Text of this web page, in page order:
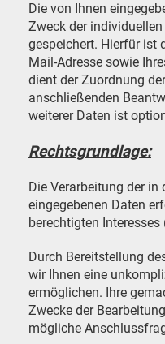
Die von Ihnen
Zweck der
gespeichert. Hierfür ist
Mail-Adresse sowie
dient der Zuordnung
anschließenden
weiterer Daten ist
Rechtsgrundlage:
Die Verarbeitung der
eingegebenen Daten
berechtigten Interesses
Durch Bereitstellung
wir Ihnen eine
ermöglichen. Ihre
Zwecke der
mögliche